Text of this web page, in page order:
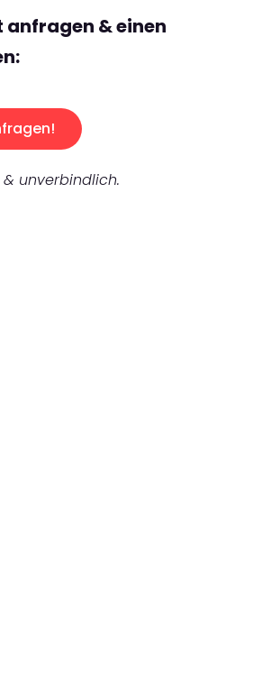
& einen
& unverbindlich.